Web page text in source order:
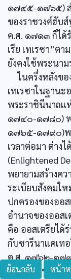
๑๗๔๕-๑๗๖๕) ส่
ของราชวงศ์ฮับ
ค.ศ. ๑๗๑๓ ก็ได้
เรีย เทเรซา”ต
ยังคงใช้พระนา
ในครึ่งหลังขอ
เทเรซาในฐาน
พระราชินีนาถแ
๑๗๔๐-๑๗๘๐) พ
๑๗๖๕-๑๗๙๐)พ
เวลาต่อมา ต่าง
(Enlightened
พยายามสร้างค
ระเบียบสังคมใ
ปกครองของออ
อำนาจของออส
คือ ออสเตรียได้
กับซารีนาแคเท
ค.ศ. ๑๗๖๒-๑๗๙
๒ มหาราชแห่งป
ย้อนกลับ หน้า